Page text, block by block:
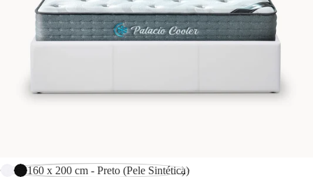
-15%
160 x 200 cm - Branco (Pele Sintética)
160 x 200 cm - Preto (Pele Sintética)